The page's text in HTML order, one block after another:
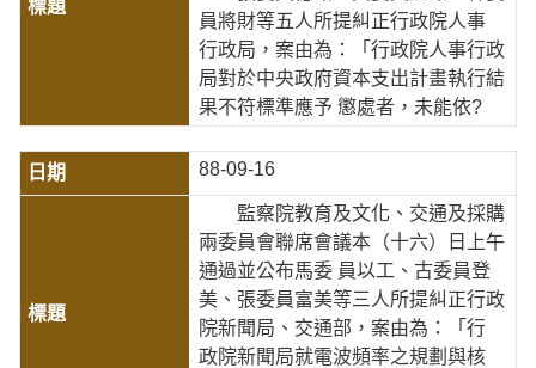
員將財等五人所提糾正行政院人事
行政局，案由為：「行政院人事行政
局對於中央政府資本支出計畫執行結
果不符標準應予 懲處者，未能依?
88-09-16
監察院教育及文化、交通及採購
兩委員會聯席會議本（十六）日上午
通過並公布馬委 員以工、古委員登
美、張委員富美等三人所提糾正行政
院新聞局、交通部，案由為：「行
政院新聞局就電波頻率之規劃與核